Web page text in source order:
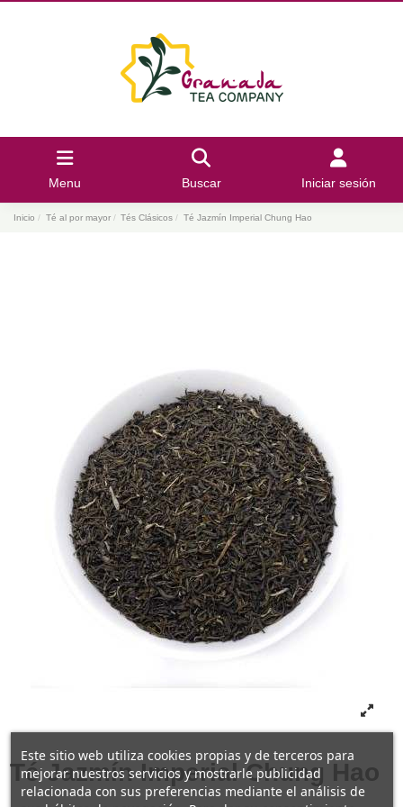
Menu Buscar Iniciar sesión
Inicio Té al por mayor Tés Clásicos Té Jazmín Imperial Chung Hao
Té Jazmín Imperial Chung Hao
Este sitio web utiliza cookies propias y de terceros para
mejorar nuestros servicios y mostrarle publicidad
relacionada con sus preferencias mediante el análisis de